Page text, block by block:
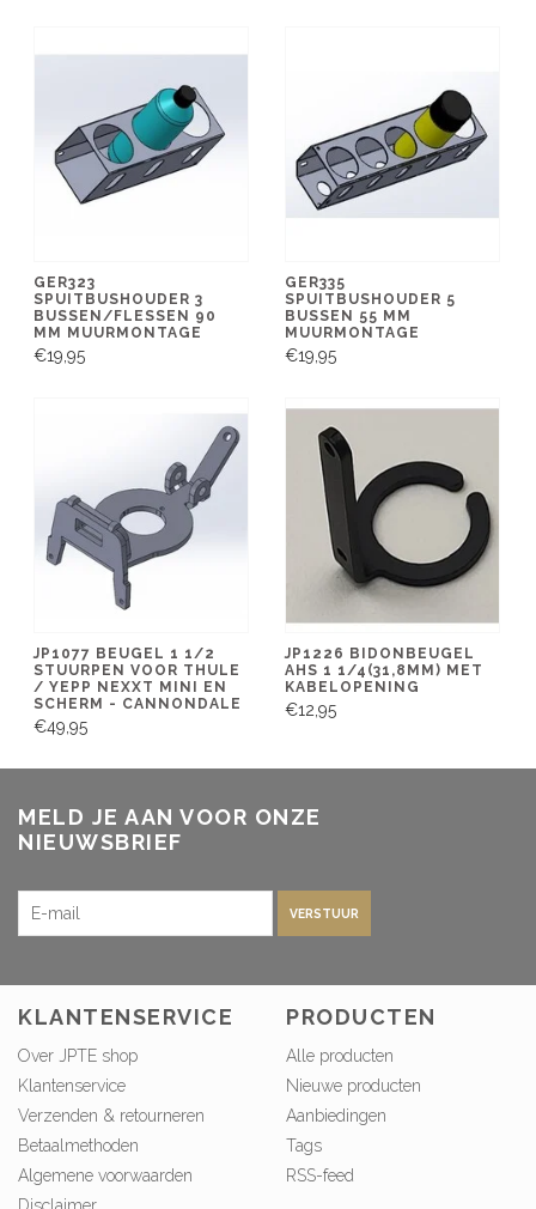
GER323
SPUITBUSHOUDER 3
BUSSEN/FLESSEN 90
MM MUURMONTAGE
€19,95
GER335
SPUITBUSHOUDER 5
BUSSEN 55 MM
MUURMONTAGE
€19,95
JP1077 BEUGEL 1 1/2
STUURPEN VOOR THULE
/ YEPP NEXXT MINI EN
SCHERM - CANNONDALE
€49,95
JP1226 BIDONBEUGEL
AHS 1 1/4(31,8MM) MET
KABELOPENING
€12,95
MELD JE AAN VOOR ONZE
NIEUWSBRIEF
VERSTUUR
KLANTENSERVICE
Over JPTE shop
Klantenservice
Verzenden & retourneren
Betaalmethoden
Algemene voorwaarden
PRODUCTEN
Alle producten
Nieuwe producten
Aanbiedingen
Tags
RSS-feed